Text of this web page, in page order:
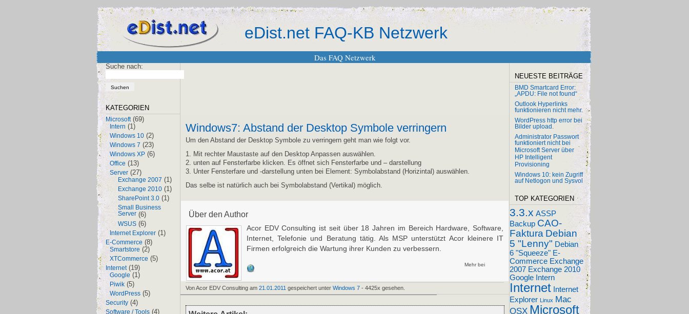
eDist.net FAQ-KB Netzwerk
Das FAQ Netzwerk
Suche nach:
KATEGORIEN
Microsoft(69)
Intern (1)
Windows 10 (2)
Windows 7 (23)
Windows XP (6)
Office (13)
Server (27)
Exchange 2007 (1)
Exchange 2010 (1)
SharePoint 3.0 (1)
Small Business
Server (6)
WSUS (6)
Internet Explorer (1)
E-Commerce (8)
Smartstore (2)
XTCommerce (5)
Internet(19)
Google (1)
Piwik (5)
WordPress (5)
Security (4)
Software / Tools (4)
Windows7: Abstand der Desktop Symbole verringern
Um den Abstand der Desktop Symbole zu verringern geht man wie folgt vor.
1. Mit rechter Maustaste auf den Desktop Anpassen auswählen.
2. unten auf Fensterfarbe klicken. Es öffnet sich Fensterfarbe und – darstellung
3. Unter Fensterfare und -darstellung unten bei Element: Symbolabstand (Horizintal) auswählen.
Das selbe ist natürlich auch bei Symbolabstand (Vertikal) möglich.
Über den Author
Acor EDV Consulting ist seit über 18 Jahren im Bereich Hardware, Software,
Internet, Telefonie und Beratung tätig. Als MSP unterstützt Acor kleinere IT
Firmen erfolgreich die Wartung ihrer Kunden zu verbessern.
Mehr bei
Von Acor EDV Consulting am 21.01.2011 gespeichert unter Windows 7 - 4425x gesehen.
NEUESTE BEITRÄGE
BMD Smartcard Error:
„APDU: File not found“
Outlook Hyperlinks
funktionieren nicht mehr.
WordPress http error bei
Bilder upload.
Administrator Passwort
funktioniert nicht bei
Microsoft Server über
HP Intelligent
Provisioning
Windows 10: kein Zugriff
auf Netlogon und Sysvol
TOP KATEGORIEN
3.3.x ASSP
Backup CAO-
Faktura Debian
5 "Lenny" Debian
6 "Squeeze" E-
Commerce Exchange
2007 Exchange 2010
Google Intern
Internet Internet
Explorer Linux Mac
OSX Microsoft